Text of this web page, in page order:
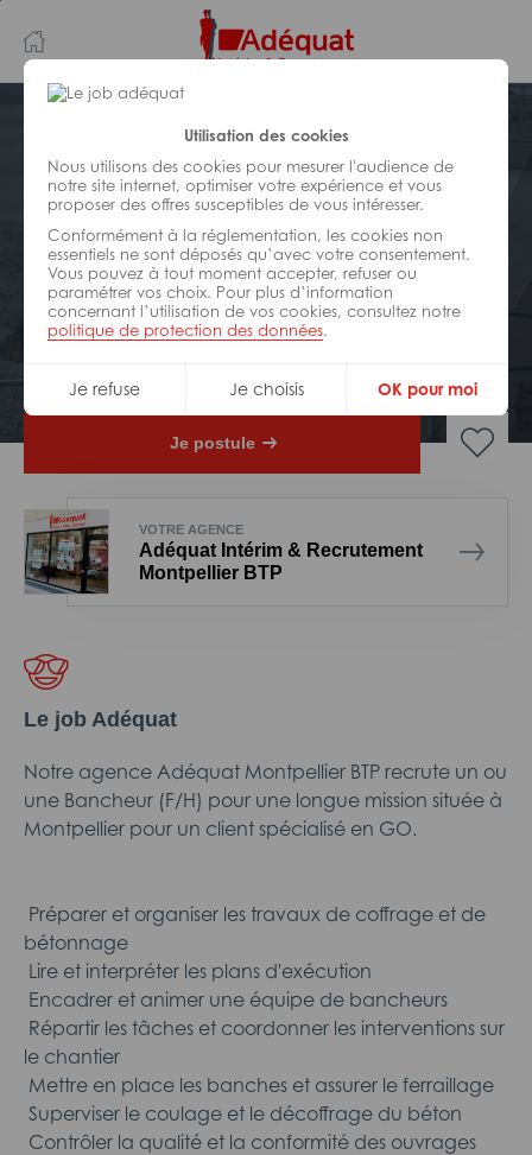
Utilisation des cookies
Nous utilisons des cookies pour mesurer l'audience de
notre site internet, optimiser votre expérience et vous
proposer des offres susceptibles de vous intéresser.
Conformément à la réglementation, les cookies non
essentiels ne sont déposés qu’avec votre consentement.
Vous pouvez à tout moment accepter, refuser ou
paramétrer vos choix. Pour plus d’information
concernant l’utilisation de vos cookies, consultez notre
politique de protection des données.
Je refuse Je choisis OK pour moi
au
contenu
principal
navigation
BÂTIMENT ET TRAVAUX PUBLICS
Réf : 0EY-230749
Chef d’équipe bancheur avec
CACES mini pelle H/F
Je postule
VOTRE AGENCE
Adéquat Intérim & Recrutement
Montpellier BTP
Le job Adéquat
Notre agence Adéquat Montpellier BTP recrute un ou
une Bancheur (F/H) pour une longue mission située à
Montpellier pour un client spécialisé en GO.
 Préparer et organiser les travaux de coffrage et de
bétonnage
 Lire et interpréter les plans d'exécution
 Encadrer et animer une équipe de bancheurs
 Répartir les tâches et coordonner les interventions sur
le chantier
 Mettre en place les banches et assurer le ferraillage
 Superviser le coulage et le décoffrage du béton
 Contrôler la qualité et la conformité des ouvrages